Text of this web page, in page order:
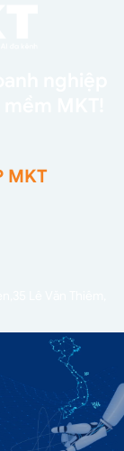
MKT